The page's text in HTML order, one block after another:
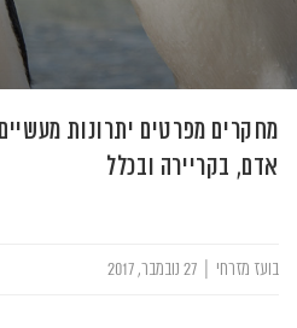
מחקרים מפרטים יתרונות
אדם, בקריירה ובכלל
בועז מזרחי